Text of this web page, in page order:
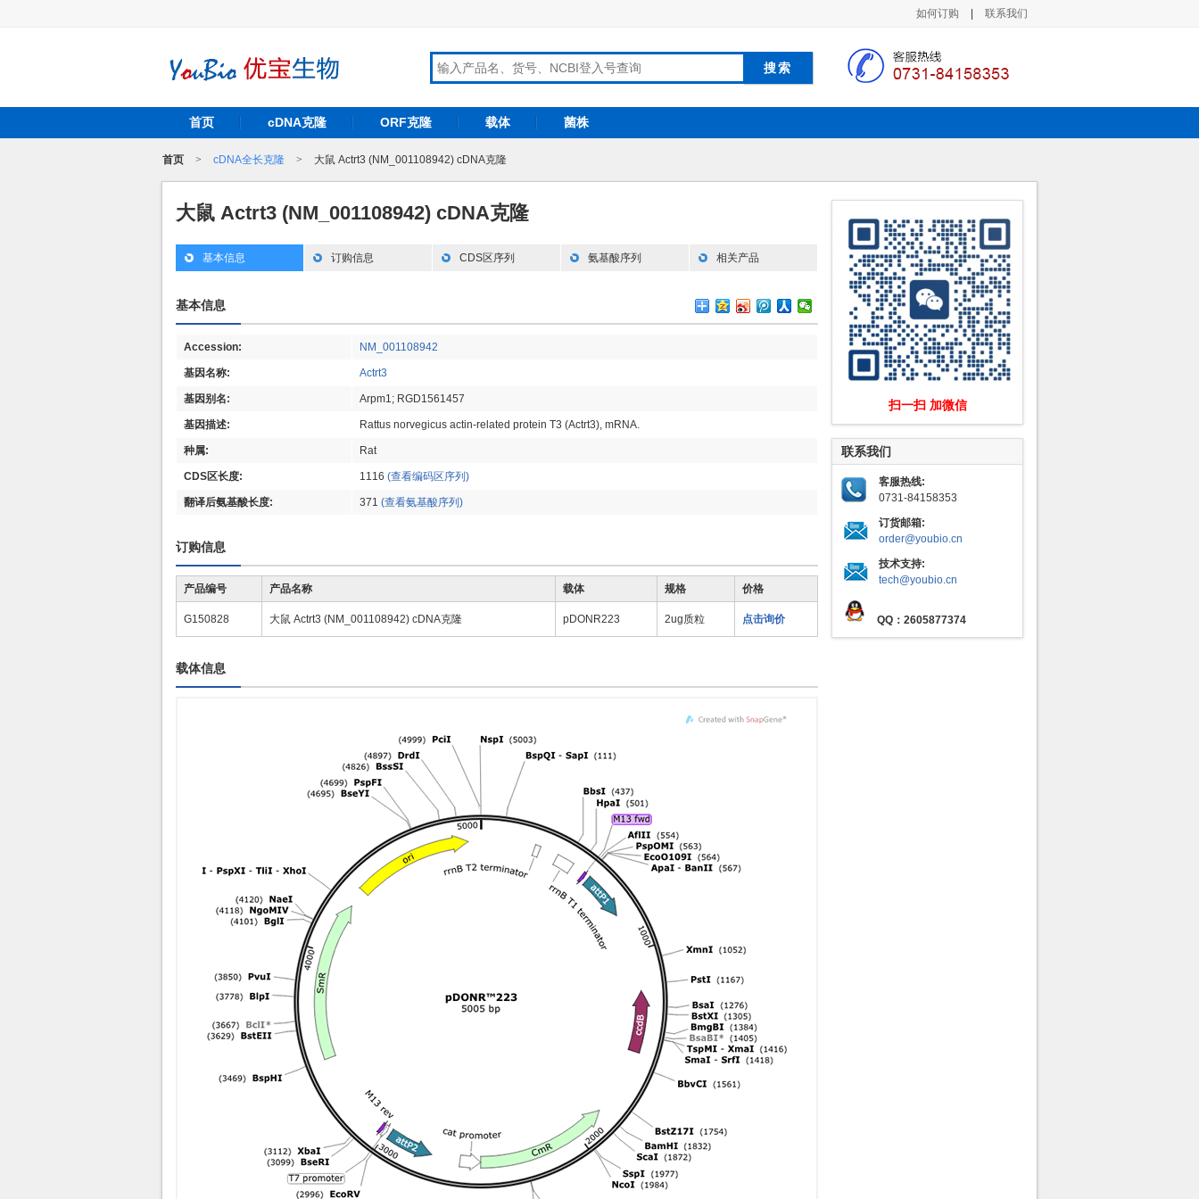
如何订购 联系我们
首页 cDNA克隆 ORF克隆 载体 菌株
首页 > cDNA全长克隆 > 大鼠 Actrt3 (NM_001108942) cDNA克隆
大鼠 Actrt3 (NM_001108942) cDNA克隆
基本信息 订购信息 CDS区序列 氨基酸序列 相关产品
基本信息
Accession: NM_001108942
基因名称: Actrt3
基因别名: Arpm1; RGD1561457
基因描述: Rattus norvegicus actin-related protein T3 (Actrt3), mRNA.
种属: Rat
CDS区长度: 1116 (查看编码区序列)
翻译后氨基酸长度: 371 (查看氨基酸序列)
订购信息
产品编号 产品名称 载体 规格 价格
G150828 大鼠 Actrt3 (NM_001108942) cDNA克隆 pDONR223 2ug质粒 点击询价
载体信息
扫一扫 加微信
联系我们
客服热线:
0731-84158353
订货邮箱:
order@youbio.cn
技术支持:
tech@youbio.cn
QQ：2605877374